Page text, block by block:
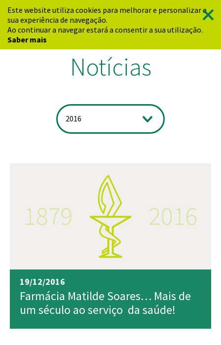
Este website utiliza cookies para melhorar e personalizar a
sua experiência de navegação.
Ao continuar a navegar estará a consentir a sua utilização.
Saber mais
Notícias
2016
19/12/2016
Farmácia Matilde Soares… Mais de
um século ao serviço da saúde!